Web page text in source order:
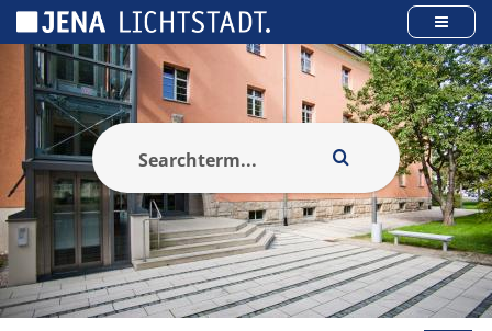
Pannello di gestione dei cookies